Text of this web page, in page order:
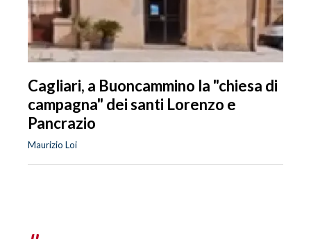
Cagliari, a Buoncammino la "chiesa di
campagna" dei santi Lorenzo e
Pancrazio
Maurizio Loi